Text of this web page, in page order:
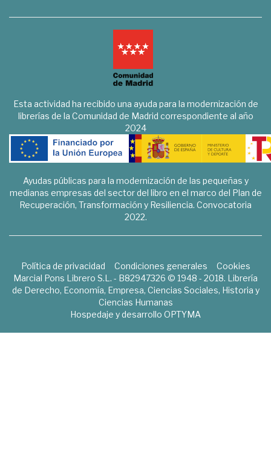
Esta actividad ha recibido una ayuda para la modernización de
librerías de la Comunidad de Madrid correspondiente al año
2024
Ayudas públicas para la modernización de las pequeñas y
medianas empresas del sector del libro en el marco del Plan de
Recuperación, Transformación y Resiliencia. Convocatoria
2022.
Política de privacidad Condiciones generales
Cookies
Marcial Pons Librero S.L. - B82947326 © 1948 - 2018. Librería
de Derecho, Economía, Empresa, Ciencias Sociales, Historia y
Ciencias Humanas
Hospedaje y desarrollo OPTYMA